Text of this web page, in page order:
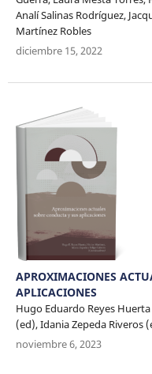
Analí Salinas Rodríguez,
Martínez Robles
diciembre 15, 2022
APROXIMACIONES
APLICACIONES
Hugo Eduardo Reyes
(ed), Idania Zepeda Riveros
noviembre 6, 2023